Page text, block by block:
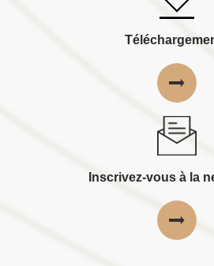
Inscrivez-vous à la